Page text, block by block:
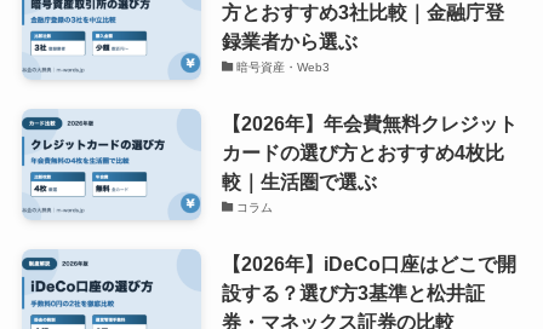
方とおすすめ3社比較｜金融庁登
録業者から選ぶ
暗号資産・Web3
【2026年】年会費無料クレジット
カードの選び方とおすすめ4枚比
較｜生活圏で選ぶ
コラム
【2026年】iDeCo口座はどこで開
設する？選び方3基準と松井証
券・マネックス証券の比較